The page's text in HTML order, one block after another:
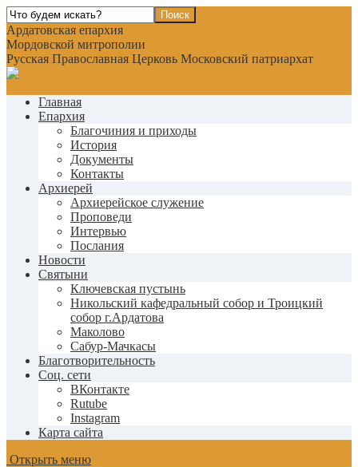
Ардатовская епархия
Мордовской митрополии
Русская Православная Церковь Московский патриархат
Главная
Епархия
Благочиния и приходы
История
Документы
Контакты
Архиерей
Архиерейское служение
Проповеди
Интервью
Послания
Новости
Святыни
Ключевская пустынь
Никольский кафедральный собор и Троицкий
собор г.Ардатова
Маколово
Сабур-Мачкасы
Благотворительность
Соц. сети
ВКонтакте
Rutube
Instagram
Карта сайта
Открыть меню